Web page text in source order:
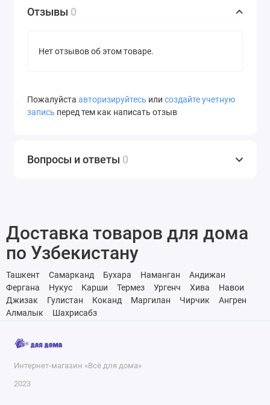
Отзывы 0
Нет отзывов об этом товаре.
Пожалуйста авторизируйтесь или создайте учетную
запись перед тем как написать отзыв
Вопросы и ответы 0
Доставка товаров для дома
по Узбекистану
Ташкент Самарканд Бухара Наманган
Андижан
Фергана
Нукус Карши Термез Ургенч Хива
Навои
Джизак
Гулистан Коканд Маргилан Чирчик
Ангрен
Алмалык
Шахрисабз
Интернет-магазин «Всё для дома»
2023